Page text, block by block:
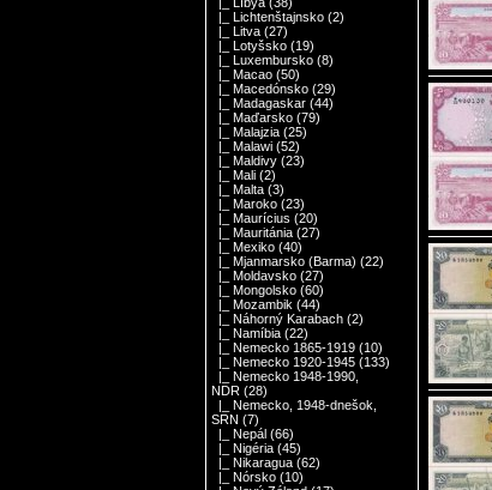
|_ Lichtenštajnsko (2)
|_ Litva (27)
|_ Lotyšsko (19)
|_ Luxembursko (8)
|_ Macao (50)
|_ Macedónsko (29)
|_ Madagaskar (44)
|_ Maďarsko (79)
|_ Malajzia (25)
|_ Malawi (52)
|_ Maldivy (23)
|_ Mali (2)
|_ Malta (3)
|_ Maroko (23)
|_ Maurícius (20)
|_ Mauritánia (27)
|_ Mexiko (40)
|_ Mjanmarsko (Barma) (22)
|_ Moldavsko (27)
|_ Mongolsko (60)
|_ Mozambik (44)
|_ Náhorný Karabach (2)
|_ Namíbia (22)
|_ Nemecko 1865-1919 (10)
|_ Nemecko 1920-1945 (133)
|_ Nemecko 1948-1990,
NDR (28)
|_ Nemecko, 1948-dnešok,
SRN (7)
|_ Nepál (66)
|_ Nigéria (45)
|_ Nikaragua (62)
|_ Nórsko (10)